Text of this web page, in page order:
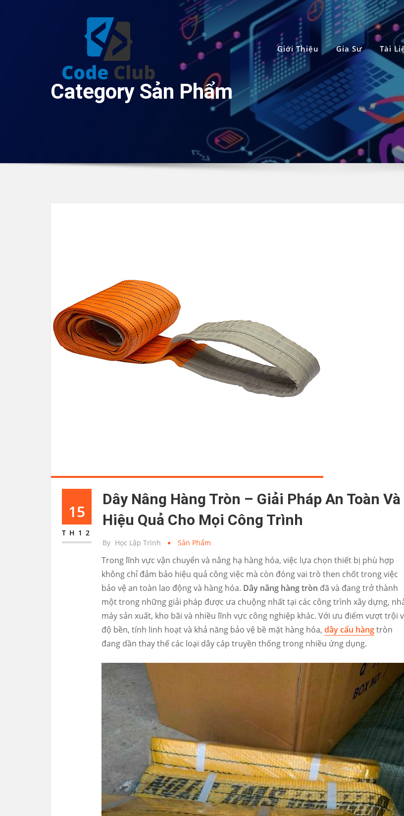
Giới Thiệu Gia Sư Tài
Category Sản Phẩm
15
TH12
Dây Nâng Hàng Tròn – Giải Pháp An Toàn Và
Hiệu Quả Cho Mọi Công Trình
By Học Lập Trình Sản Phẩm
Trong lĩnh vực vận chuyển và nâng hạ hàng hóa, việc lựa chọn thiết bị phù hợp
không chỉ đảm bảo hiệu quả công việc mà còn đóng vai trò then chốt trong việc
bảo vệ an toàn lao động và hàng hóa. Dây nâng hàng tròn đã và đang trở thành
một trong những giải pháp được ưa chuộng nhất tại các công trình xây dựng,
máy sản xuất, kho bãi và nhiều lĩnh vực công nghiệp khác. Với ưu điểm vượt trội
độ bền, tính linh hoạt và khả năng bảo vệ bề mặt hàng hóa, dây cẩu hàngtròn
đang dần thay thế các loại dây cáp truyền thống trong nhiều ứng dụng.